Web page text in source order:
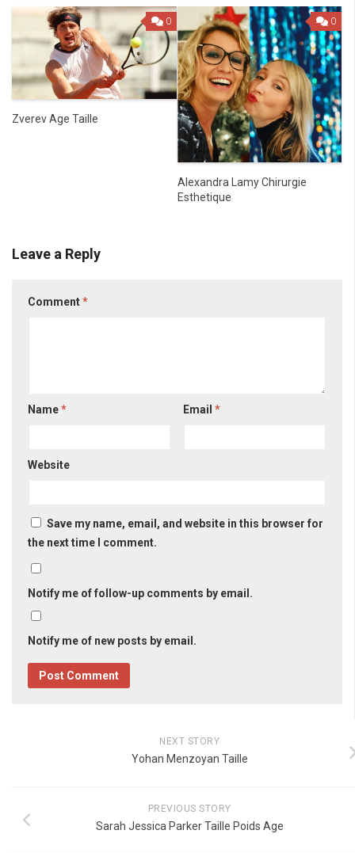
0
Zverev Age Taille
0
Alexandra Lamy Chirurgie
Esthetique
Leave a Reply
Comment*
Name* Email*
Website
Save my name, email, and website in this browser for
the next time I comment.
Notify me of follow-up comments by email.
Notify me of new posts by email.
NEXT STORY
Yohan Menzoyan Taille
PREVIOUS STORY
Sarah Jessica Parker Taille Poids Age